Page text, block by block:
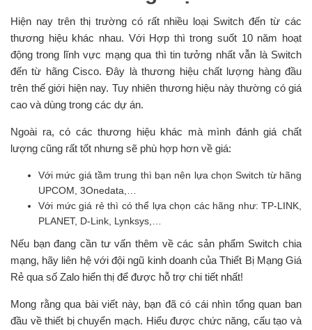
Hiện nay trên thị trường có rất nhiều loại Switch đến từ các
thương hiệu khác nhau. Với Hợp thì trong suốt 10 năm hoạt
động trong lĩnh vực mạng qua thì tin tưởng nhất vẫn là Switch
đến từ hãng Cisco. Đây là thương hiệu chất lượng hàng đầu
trên thế giới hiện nay. Tuy nhiên thương hiệu này thường có giá
cao và dùng trong các dự án.
Ngoài ra, có các thương hiệu khác mà mình đánh giá chất
lượng cũng rất tốt nhưng sẽ phù hợp hơn về giá:
Với mức giá tầm trung thì bạn nên lựa chọn Switch từ hãng
UPCOM, 3Onedata,…
Với mức giá rẻ thì có thể lựa chọn các hãng như: TP-LINK,
PLANET, D-Link, Lynksys,…
Nếu bạn đang cần tư vấn thêm về các sản phẩm Switch chia
mạng, hãy liên hệ với đội ngũ kinh doanh của Thiết Bị Mạng Giá
Rẻ qua số Zalo hiển thị để được hỗ trợ chi tiết nhất!
Mong rằng qua bài viết này, bạn đã có cái nhìn tổng quan ban
đầu về thiết bị chuyển mạch. Hiểu được chức năng, cấu tạo và